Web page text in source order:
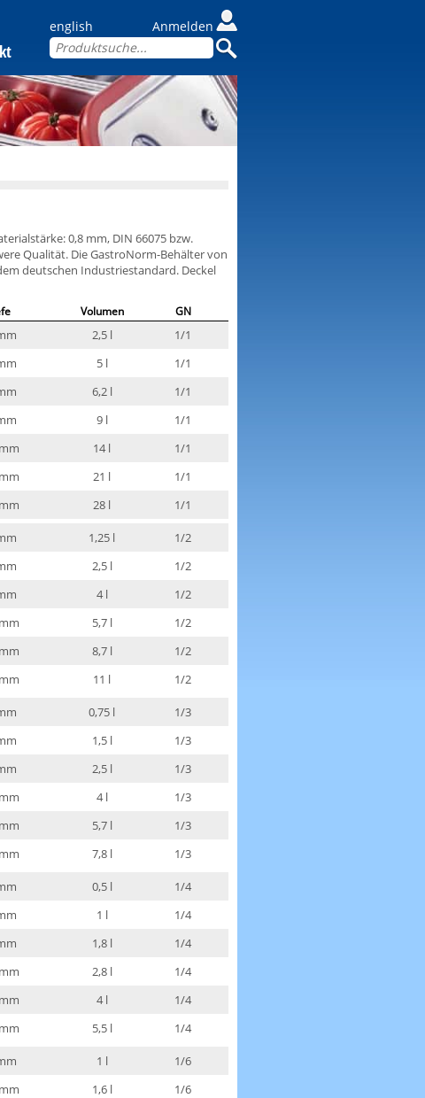
english Anmelden
0,8 mm, DIN 66075 bzw.
Qualität. Die GastroNorm-Behälter von
deutschen Industriestandard. Deckel
Volumen GN
2,5 l
1/1
5 l
1/1
6,2 l
1/1
9 l
1/1
14 l
1/1
21 l
1/1
28 l 1/1
1,25 l
1/2
2,5 l
1/2
4 l
1/2
5,7 l
1/2
8,7 l
1/2
11 l 1/2
0,75 l
1/3
1,5 l
1/3
2,5 l
1/3
4 l
1/3
5,7 l
1/3
7,8 l 1/3
0,5 l
1/4
1 l
1/4
1,8 l
1/4
2,8 l
1/4
4 l
1/4
5,5 l 1/4
1 l
1/6
1,6 l
1/6